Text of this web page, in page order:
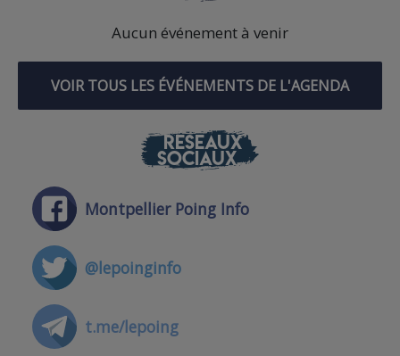
Aucun événement à venir
VOIR TOUS LES ÉVÉNEMENTS DE L'AGENDA
RÉSEAUX
SOCIAUX
Montpellier Poing Info
@lepoinginfo
t.me/lepoing